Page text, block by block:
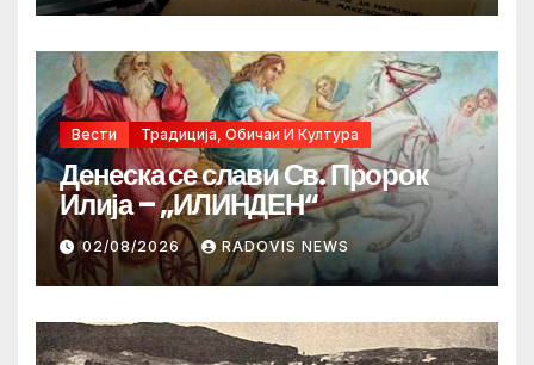
Вести Традиција, Обичаи И Култура
Денеска се слави Св. Пророк
Илија – „ИЛИНДЕН“
02/08/2026 RADOVIS NEWS